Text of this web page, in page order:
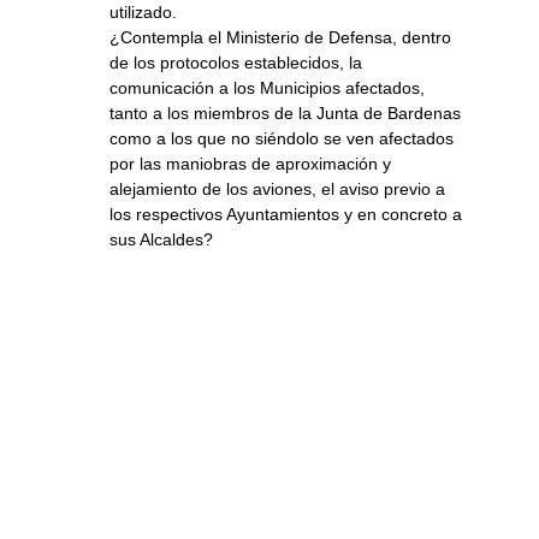
utilizado.
¿Contempla el Ministerio de Defensa, dentro
de los protocolos establecidos, la
comunicación a los Municipios afectados,
tanto a los miembros de la Junta de Bardenas
como a los que no siéndolo se ven afectados
por las maniobras de aproximación y
alejamiento de los aviones, el aviso previo a
los respectivos Ayuntamientos y en concreto a
sus Alcaldes?